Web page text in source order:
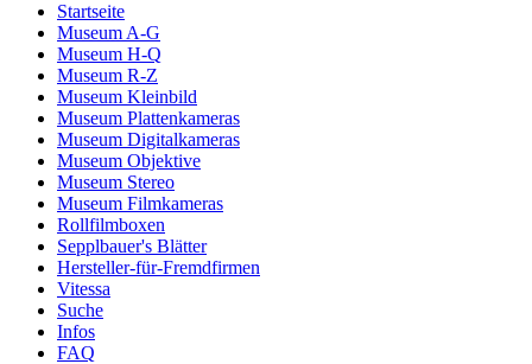
Startseite
Museum A-G
Museum H-Q
Museum R-Z
Museum Kleinbild
Museum Plattenkameras
Museum Digitalkameras
Museum Objektive
Museum Stereo
Museum Filmkameras
Rollfilmboxen
Sepplbauer's Blätter
Hersteller-für-Fremdfirmen
Vitessa
Suche
Infos
FAQ